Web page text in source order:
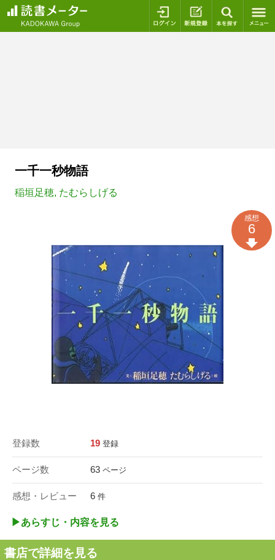
ログイン 新規登録
一千一秒物語
稲垣足穂, たむらしげる
登録数 19 登録
ページ数 63 ページ
感想・レビュー 6 件
感想
6
▶︎あらすじ・内容を見る
書店で詳細を見る